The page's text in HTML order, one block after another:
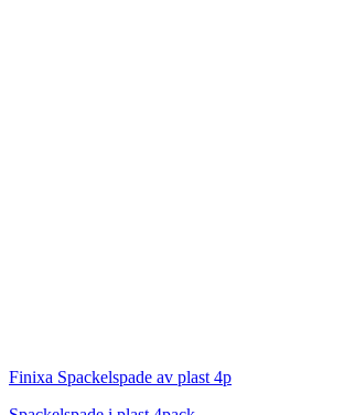
Finixa Spackelspade av plast 4p